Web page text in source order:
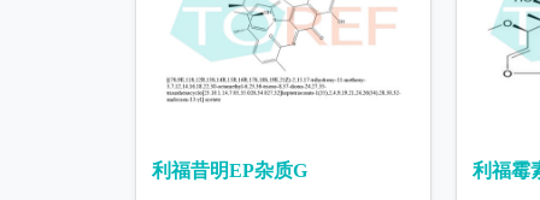
利福昔明EP杂质G 利福霉